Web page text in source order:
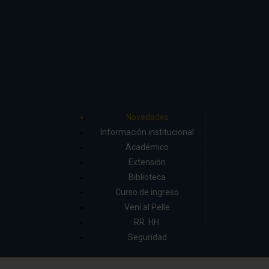
Novedades
Información institucional
Académico
Extensión
Biblioteca
Curso de ingreso
Vení al Pelle
RR. HH.
Seguridad